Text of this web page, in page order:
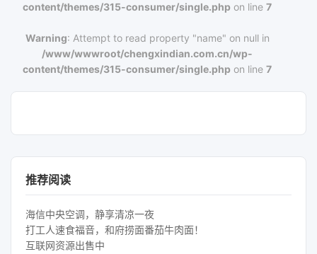
content/themes/315-consumer/single.php on line7
Warning: Attempt to read property "name" on null in
/www/wwwroot/chengxindian.com.cn/wp-
content/themes/315-consumer/single.php on line7
推荐阅读
海信中央空调，静享清凉一夜
打工人速食福音，和府捞面番茄牛肉面！
互联网资源出售中